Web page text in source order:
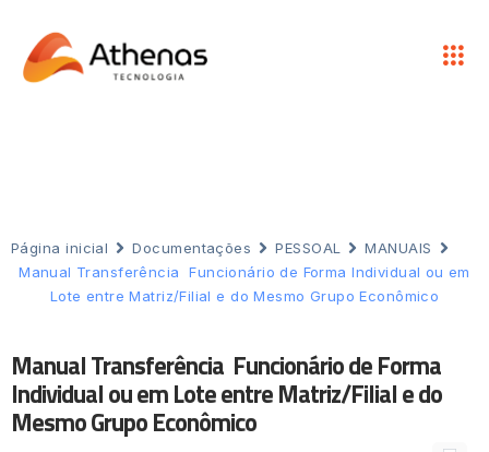
Página inicial Documentações PESSOAL
MANUAIS
Manual Transferência Funcionário de Forma Individual ou em
Lote entre Matriz/Filial e do Mesmo Grupo Econômico
Manual Transferência Funcionário de Forma
Individual ou em Lote entre Matriz/Filial e do
Mesmo Grupo Econômico